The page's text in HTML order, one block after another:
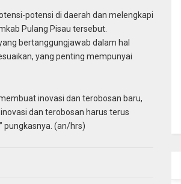
potensi di daerah dan melengkapi
Pulang Pisau tersebut.
bertanggungjawab dalam hal
yang penting mempunyai
inovasi dan terobosan baru,
dan terobosan harus terus
pungkasnya. (an/hrs)